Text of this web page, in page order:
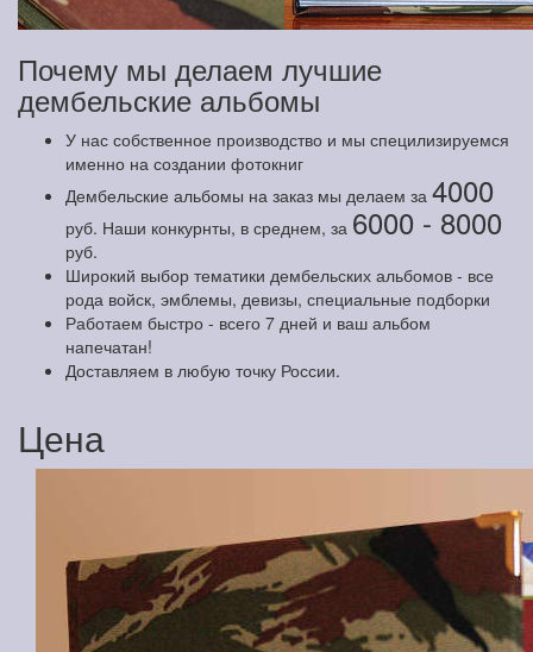
Почему мы делаем лучшие
дембельские альбомы
У нас собственное производство и мы специлизируемся
именно на создании фотокниг
Дембельские альбомы на заказ мы делаем за 4000
руб. Наши конкурнты, в среднем, за 6000 - 8000
руб.
Широкий выбор тематики дембельских альбомов - все
рода войск, эмблемы, девизы, специальные подборки
Работаем быстро - всего 7 дней и ваш альбом
напечатан!
Доставляем в любую точку России.
Цена